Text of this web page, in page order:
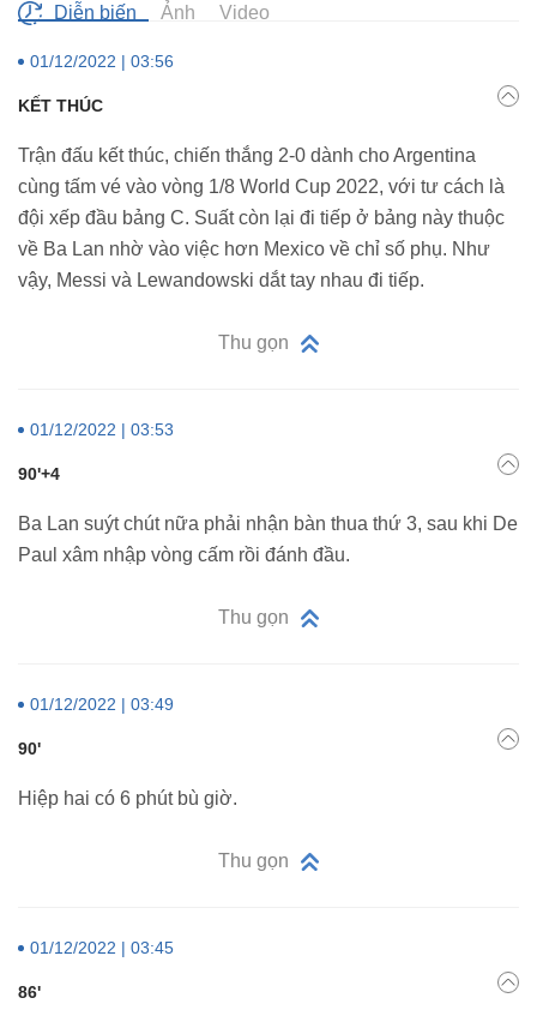
Diễn biến Ảnh Video
01/12/2022 | 03:56
KẾT THÚC
Trận đấu kết thúc, chiến thắng 2-0 dành cho Argentina
cùng tấm vé vào vòng 1/8 World Cup 2022, với tư cách là
đội xếp đầu bảng C. Suất còn lại đi tiếp ở bảng này thuộc
về Ba Lan nhờ vào việc hơn Mexico về chỉ số phụ. Như
vậy, Messi và Lewandowski dắt tay nhau đi tiếp.
Thu gọn
01/12/2022 | 03:53
90'+4
Ba Lan suýt chút nữa phải nhận bàn thua thứ 3, sau khi De
Paul xâm nhập vòng cấm rồi đánh đầu.
Thu gọn
01/12/2022 | 03:49
90'
Hiệp hai có 6 phút bù giờ.
Thu gọn
01/12/2022 | 03:45
86'